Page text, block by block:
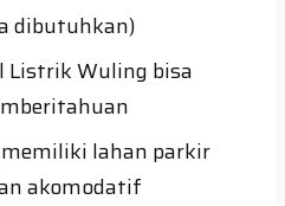
dibutuhkan)
Listrik Wuling bisa
lahan parkir
akomodatif